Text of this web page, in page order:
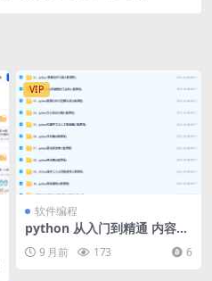
VIP
软件编程
python 从入门到精通 内容比
9 月前 173 6